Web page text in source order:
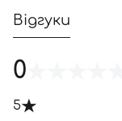
Відгуки
0
5